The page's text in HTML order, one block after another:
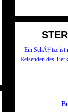
Ein SchÃ¼tze ist
Reisenden des